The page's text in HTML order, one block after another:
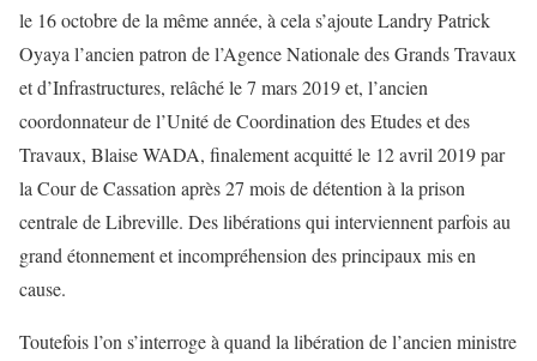
le 16 octobre de la même année, à cela s’ajoute Landry Patrick
Oyaya l’ancien patron de l’Agence Nationale des Grands Travaux
et d’Infrastructures, relâché le 7 mars 2019 et, l’ancien
coordonnateur de l’Unité de Coordination des Etudes et des
Travaux, Blaise WADA, finalement acquitté le 12 avril 2019 par
la Cour de Cassation après 27 mois de détention à la prison
centrale de Libreville. Des libérations qui interviennent parfois au
grand étonnement et incompréhension des principaux mis en
cause.
Toutefois l’on s’interroge à quand la libération de l’ancien ministre